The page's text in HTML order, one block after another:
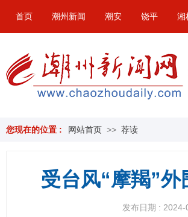
首页 潮州新闻 潮安 饶平 湘
您现在的位置 : 网站首页 >> 荐读
受台风“摩羯”
发布日期 :